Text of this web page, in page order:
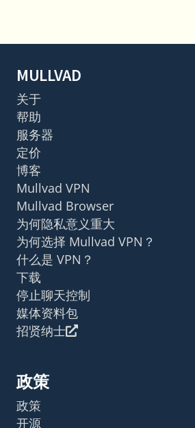
MULLVAD
关于
帮助
服务器
定价
博客
Mullvad VPN
Mullvad Browser
为何隐私意义重大
为何选择 Mullvad VPN？
什么是 VPN？
下载
停止聊天控制
媒体资料包
招贤纳士
政策
政策
开源